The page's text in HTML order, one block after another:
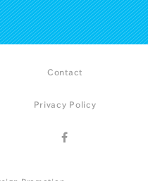
Contact
Privacy Policy